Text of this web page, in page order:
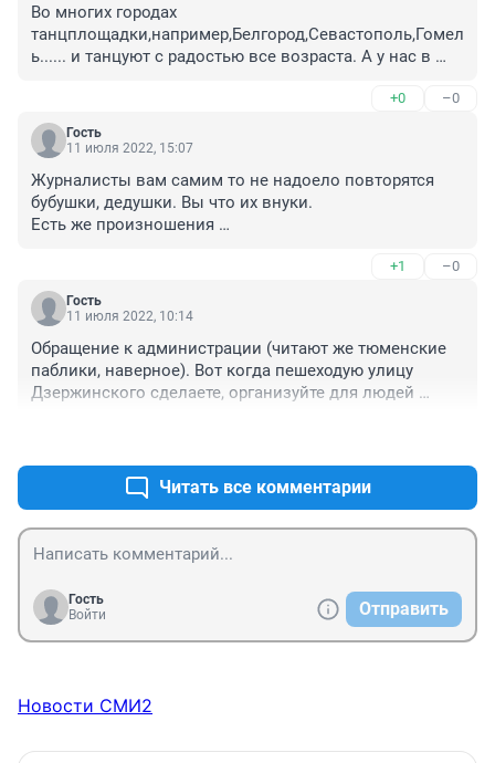
Во многих городах
танцплощадки,например,Белгород,Севастополь,Гомел
ь...... и танцуют с радостью все возраста. А у нас в
+0 –0
Гость
11 июля 2022, 15:07
Журналисты вам самим то не надоело повторятся
бубушки, дедушки. Вы что их внуки.
Есть же произношения
+1 –0
Гость
11 июля 2022, 10:14
Обращение к администрации (читают же тюменские
паблики, наверное). Вот когда пешеходую улицу
Дзержинского сделаете, организуйте для людей
духовой оркестр, вообще был бы огонь!
Читать все комментарии
Гость
Войти
Отправить
Новости СМИ2